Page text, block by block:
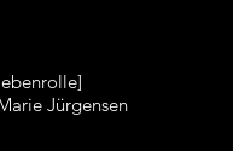
Jürgensen